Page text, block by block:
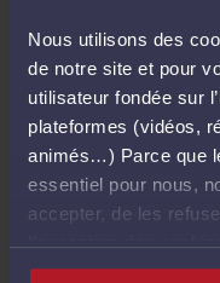
Nous utilisons des
de notre site et pour
utilisateur fondée sur
plateformes (vidéos,
animés…) Parce que
essentiel pour nous,
accepter, de les
l’exception des
nécessaires au
E
T
O
U
R
À
L
'